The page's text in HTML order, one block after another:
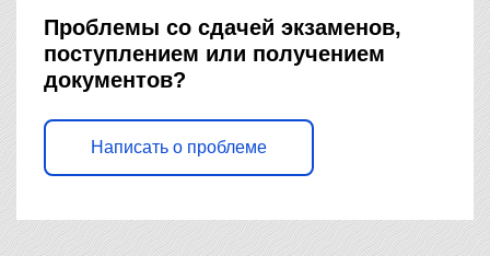
Проблемы со сдачей экзаменов,
поступлением или получением
документов?
Написать о проблеме